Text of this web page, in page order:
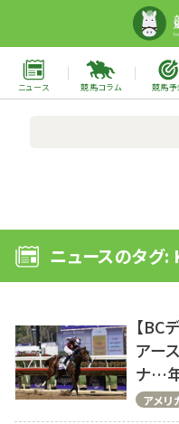
ニュース 競馬コラム 競馬予
ニュースのタグ:
【BC
アー
ナ…
アメリ